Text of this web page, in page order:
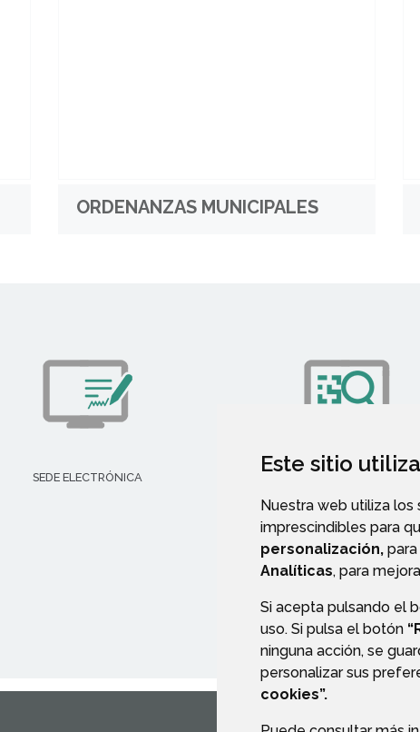
Este sitio
Nuestra web utiliza
imprescindibles para
personalización,
Analíticas, para
Si acepta pulsando el
uso. Si pulsa el botón
ninguna acción, se
personalizar sus
cookies”.
ORDENANZAS MUNICIPALES
SEDE ELECTRÓNICA TRANSPARENCIA